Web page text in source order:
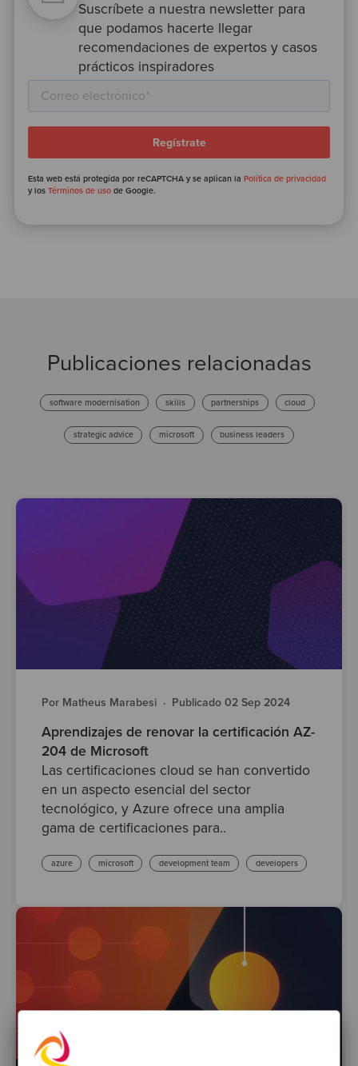
Suscríbete a nuestra newsletter para
que podamos hacerte llegar
recomendaciones de expertos y casos
prácticos inspiradores
Esta web está protegida por reCAPTCHA y se aplican laPolítica de privacidad
y losTérminos de uso de Google.
Publicaciones relacionadas
software modernisation skills partnerships cloud
strategic advice microsoft business leaders
Por Matheus Marabesi · Publicado 02 Sep 2024
Aprendizajes de renovar la certificación AZ-
204 de Microsoft
Las certificaciones cloud se han convertido
en un aspecto esencial del sector
tecnológico, y Azure ofrece una amplia
gama de certificaciones para..
azure microsoft development team developers